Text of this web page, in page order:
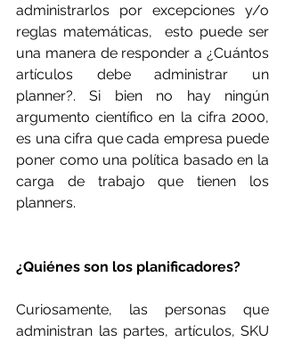
administrarlos por excepciones y/o
reglas matemáticas,  esto puede ser
una manera de responder a ¿Cuántos
artículos debe administrar un
planner?. Si bien no hay ningún
argumento científico en la cifra 2000,
es una cifra que cada empresa puede
poner como una política basado en la
carga de trabajo que tienen los
planners.
¿Quiénes son los planificadores?
Curiosamente, las personas que
administran las partes, artículos, SKU